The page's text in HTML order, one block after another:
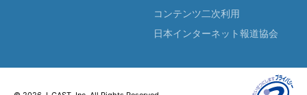
コンテンツ二次利用
日本インターネット報道協会